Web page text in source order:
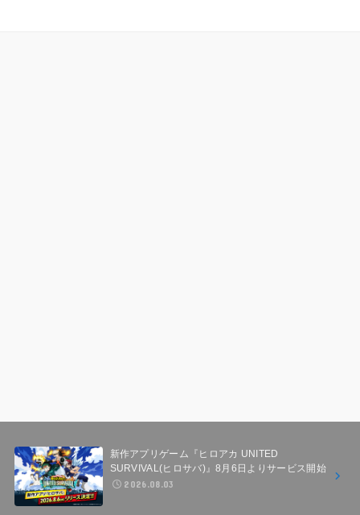
新作アプリゲーム『ヒロアカ UNITED
SURVIVAL(ヒロサバ)』8月6日よりサービス開始
2026.08.03